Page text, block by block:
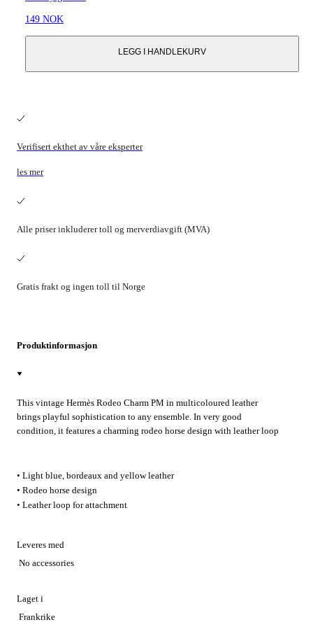
149 NOK
LEGG I HANDLEKURV
Verifisert ekthet av våre eksperter
les mer
Alle priser inkluderer toll og merverdiavgift (MVA)
Gratis frakt og ingen toll til Norge
Produktinformasjon
This vintage Hermès Rodeo Charm PM in multicoloured leather
brings playful sophistication to any ensemble. In very good
condition, it features a charming rodeo horse design with leather loop
accessories, this delightful charm elevates any look with authentic
French craftsmanship.
• Light blue, bordeaux and yellow leather
• Rodeo horse design
• Leather loop for attachment
Leveres med
No accessories
Laget i
Frankrike